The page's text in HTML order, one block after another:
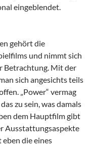
eingeblendet.
gehört die
und nimmt sich
Betrachtung. Mit der
sich angesichts teils
„Power“ vermag
zu sein, was damals
dem Hauptfilm gibt
Ausstattungsaspekte
die eines